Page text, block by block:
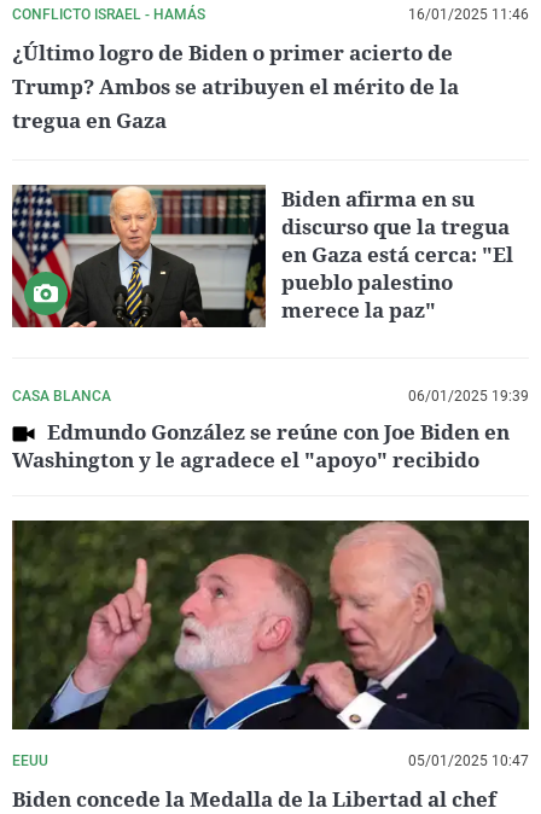
CONFLICTO ISRAEL - HAMÁS 16/01/2025 11:46
¿Último logro de Biden o primer acierto de
Trump? Ambos se atribuyen el mérito de la
tregua en Gaza
Biden afirma en su
discurso que la tregua
en Gaza está cerca: "El
pueblo palestino
merece la paz"
CASA BLANCA 06/01/2025 19:39
Edmundo González se reúne con Joe Biden en
Washington y le agradece el "apoyo" recibido
EEUU 05/01/2025 10:47
Biden concede la Medalla de la Libertad al chef